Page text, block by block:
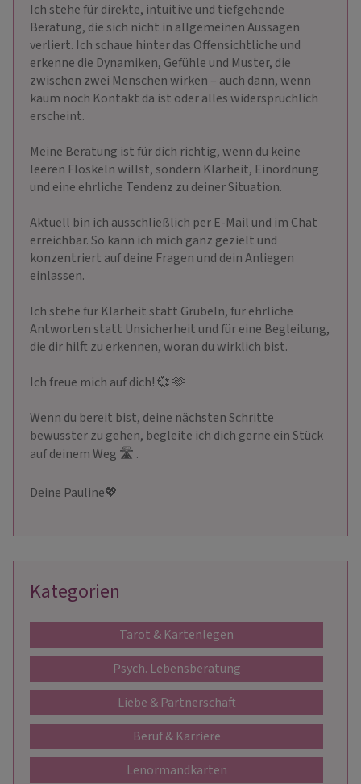
Ich stehe für direkte, intuitive und tiefgehende
Beratung, die sich nicht in allgemeinen Aussagen
verliert. Ich schaue hinter das Offensichtliche und
erkenne die Dynamiken, Gefühle und Muster, die
zwischen zwei Menschen wirken – auch dann, wenn
kaum noch Kontakt da ist oder alles widersprüchlich
erscheint.
Meine Beratung ist für dich richtig, wenn du keine
leeren Floskeln willst, sondern Klarheit, Einordnung
und eine ehrliche Tendenz zu deiner Situation.
Aktuell bin ich ausschließlich per E-Mail und im Chat
erreichbar. So kann ich mich ganz gezielt und
konzentriert auf deine Fragen und dein Anliegen
einlassen.
Ich stehe für Klarheit statt Grübeln, für ehrliche
Antworten statt Unsicherheit und für eine Begleitung,
die dir hilft zu erkennen, woran du wirklich bist.
Ich freue mich auf dich! 💞 ​🫶 ​
Wenn du bereit bist, deine nächsten Schritte
bewusster zu gehen, begleite ich dich gerne ein Stück
auf deinem Weg 🛣 ️.​
Deine Pauline💖 ​
Kategorien
Tarot & Kartenlegen
Psych. Lebensberatung
Liebe & Partnerschaft
Beruf & Karriere
Lenormandkarten